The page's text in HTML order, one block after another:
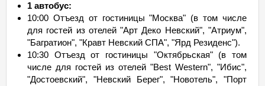
1 автобус:
10:00 Отъезд от гостиницы "Москва" (в том числе
для гостей из отелей "Арт Деко Невский", "Атриум",
"Багратион", "Кравт Невский СПА", "Ярд Резиденс").
10:30 Отъезд от гостиницы "Октябрьская" (в том
числе для гостей из отелей "Best Western", "Ибис",
"Достоевский", "Невский Берег", "Новотель", "Порт